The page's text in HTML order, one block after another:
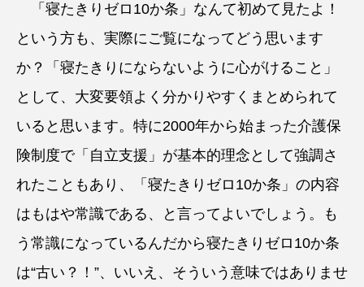
「寝たきりゼロ10か条」なんて初めて見たよ！
という方も、実際にご覧になってどう思います
か？「寝たきりにならないように心がけること」
として、大変要領よく分かりやすくまとめられて
いると思います。特に2000年から始まった介護保
険制度で「自立支援」が基本的理念として強調さ
れたこともあり、「寝たきりゼロ10か条」の内容
はもはや常識である、と言ってよいでしょう。も
う常識になっているんだから寝たきりゼロ10か条
は“古い？！”、いいえ、そういう意味ではありませ